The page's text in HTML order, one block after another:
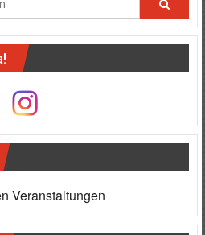
Veranstaltungen